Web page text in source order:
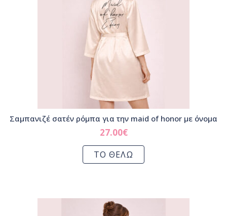
Σαμπανιζέ σατέν ρόμπα για την maid of honor με όνομα
27.00€
ΤΟ ΘΕΛΩ